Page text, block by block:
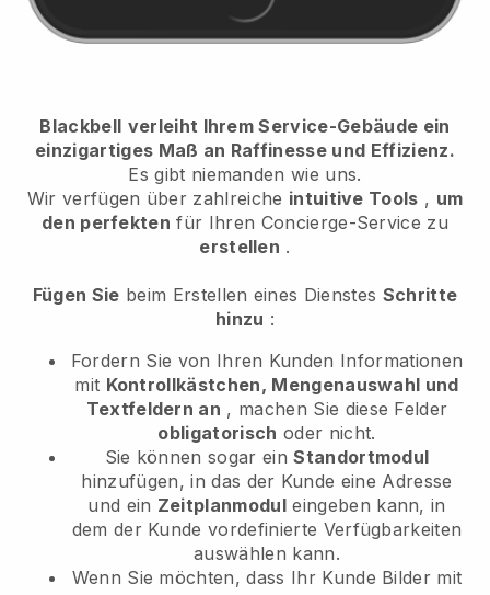
Blackbell verleiht Ihrem Service-Gebäude ein
einzigartiges Maß an Raffinesse und Effizienz.
Es gibt niemanden wie uns.
Wir verfügen über zahlreiche intuitive Tools , um
den perfekten für Ihren Concierge-Service zu
erstellen .
Fügen Sie beim Erstellen eines Dienstes Schritte
hinzu :
Fordern Sie von Ihren Kunden Informationen
mit Kontrollkästchen, Mengenauswahl und
Textfeldern an , machen Sie diese Felder
obligatorisch oder nicht.
Sie können sogar einStandortmodul
hinzufügen, in das der Kunde eine Adresse
und ein Zeitplanmoduleingeben kann, in
dem der Kunde vordefinierte Verfügbarkeiten
auswählen kann.
Wenn Sie möchten, dass Ihr Kunde Bilder mit